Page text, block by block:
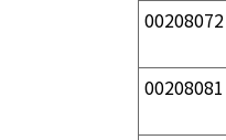
00208072
00208081